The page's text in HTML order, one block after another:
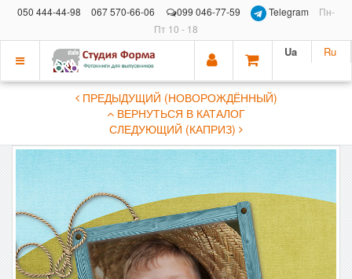
050 444-44-98 067 570-66-06 099 046-77-59 Telegram
Пн-
Пт 10 - 18
Показать
Ua Ru
ПРЕДЫДУЩИЙ (НОВОРОЖДЁННЫЙ)
ВЕРНУТЬСЯ В КАТАЛОГ
СЛЕДУЮЩИЙ (КАПРИЗ)